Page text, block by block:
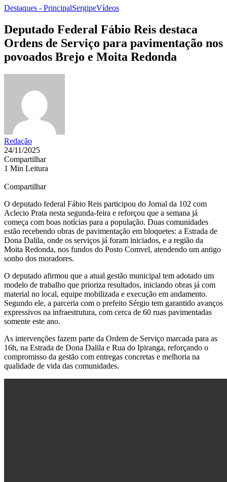
Destaques - PrincipalSergipeVídeos
Deputado Federal Fábio Reis destaca
Ordens de Serviço para pavimentação nos
povoados Brejo e Moita Redonda
Redação
24/11/2025
Compartilhar
1 Min Leitura
Compartilhar
O deputado federal Fábio Reis participou do Jornal da 102 com
Aclecio Prata nesta segunda-feira e reforçou que a semana já
começa com boas notícias para a população. Duas comunidades
estão recebendo obras de pavimentação em bloquetes: a Estrada de
Dona Dalila, onde os serviços já foram iniciados, e a região da
Moita Redonda, nos fundos do Posto Comvel, atendendo um antigo
sonho dos moradores.
O deputado afirmou que a atual gestão municipal tem adotado um
modelo de trabalho que prioriza resultados, iniciando obras já com
material no local, equipe mobilizada e execução em andamento.
Segundo ele, a parceria com o prefeito Sérgio tem garantido avanços
expressivos na infraestrutura, com cerca de 60 ruas pavimentadas
somente este ano.
As intervenções fazem parte da Ordem de Serviço marcada para as
16h, na Estrada de Dona Dalila e Rua do Ipiranga, reforçando o
compromisso da gestão com entregas concretas e melhoria na
qualidade de vida das comunidades.